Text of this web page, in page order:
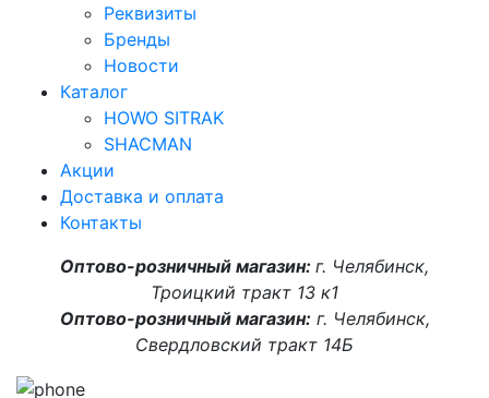
Реквизиты
Бренды
Новости
Каталог
HOWO SITRAK
SHACMAN
Акции
Доставка и оплата
Контакты
Оптово-розничный магазин: г. Челябинск,
Троицкий тракт 13 к1
Оптово-розничный магазин:г. Челябинск,
Свердловский тракт 14Б